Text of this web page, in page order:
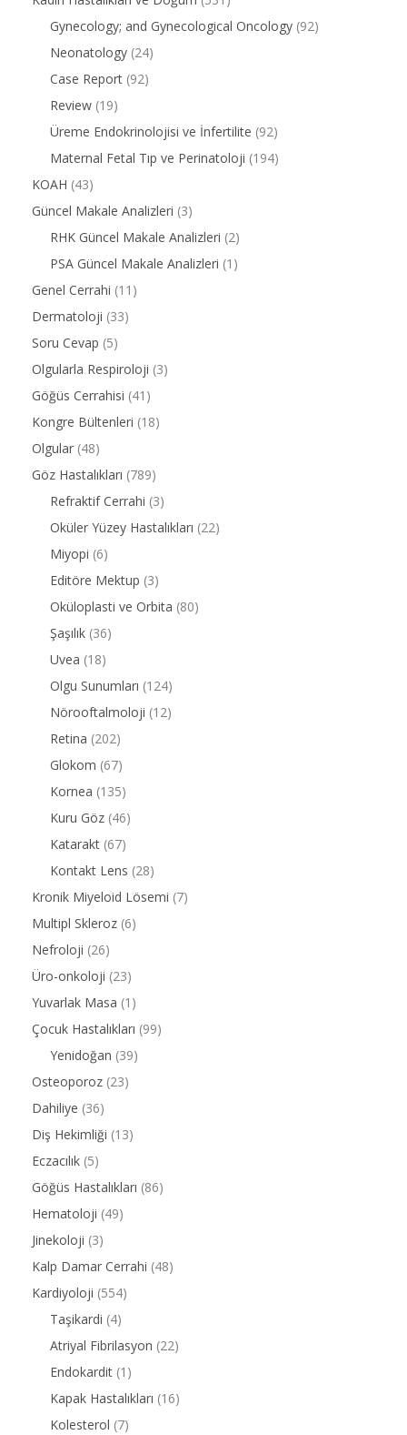
Gynecology; and Gynecological Oncology (92)
Neonatology (24)
Case Report (92)
Review (19)
Üreme Endokrinolojisi ve İnfertilite (92)
Maternal Fetal Tıp ve Perinatoloji (194)
KOAH (43)
Güncel Makale Analizleri (3)
RHK Güncel Makale Analizleri (2)
PSA Güncel Makale Analizleri (1)
Genel Cerrahi (11)
Dermatoloji (33)
Soru Cevap (5)
Olgularla Respiroloji (3)
Göğüs Cerrahisi (41)
Kongre Bültenleri (18)
Olgular (48)
Göz Hastalıkları (789)
Refraktif Cerrahi (3)
Oküler Yüzey Hastalıkları (22)
Miyopi (6)
Editöre Mektup (3)
Oküloplasti ve Orbita (80)
Şaşılık (36)
Uvea (18)
Olgu Sunumları (124)
Nörooftalmoloji (12)
Retina (202)
Glokom (67)
Kornea (135)
Kuru Göz (46)
Katarakt (67)
Kontakt Lens (28)
Kronik Miyeloid Lösemi (7)
Multipl Skleroz (6)
Nefroloji (26)
Üro-onkoloji (23)
Yuvarlak Masa (1)
Çocuk Hastalıkları (99)
Yenidoğan (39)
Osteoporoz (23)
Dahiliye (36)
Diş Hekimliği (13)
Eczacılık (5)
Göğüs Hastalıkları (86)
Hematoloji (49)
Jinekoloji (3)
Kalp Damar Cerrahi (48)
Kardiyoloji (554)
Taşikardi (4)
Atriyal Fibrilasyon (22)
Endokardit (1)
Kapak Hastalıkları (16)
Kolesterol (7)